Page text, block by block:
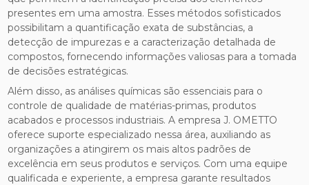
presentes em uma amostra. Esses métodos sofisticados
possibilitam a quantificação exata de substâncias, a
detecção de impurezas e a caracterização detalhada de
compostos, fornecendo informações valiosas para a tomada
de decisões estratégicas.
Além disso, as análises químicas são essenciais para o
controle de qualidade de matérias-primas, produtos
acabados e processos industriais. A empresa J. OMETTO
oferece suporte especializado nessa área, auxiliando as
organizações a atingirem os mais altos padrões de
excelência em seus produtos e serviços. Com uma equipe
qualificada e experiente, a empresa garante resultados